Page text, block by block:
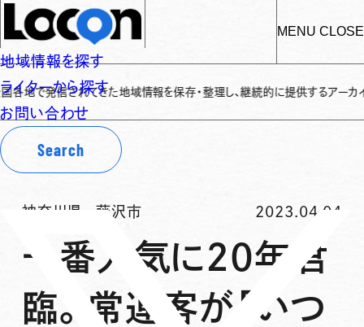
MENU CLOSE
地域情報を探す
ライターから探す
お問い合わせ
Search
れてきた地域情報を保存・整理し、継続的に提供するアーカイブサイトです✌
神奈川県 藤沢市 2023.04.04
一番人気に20年君
臨。常連客が「いつ